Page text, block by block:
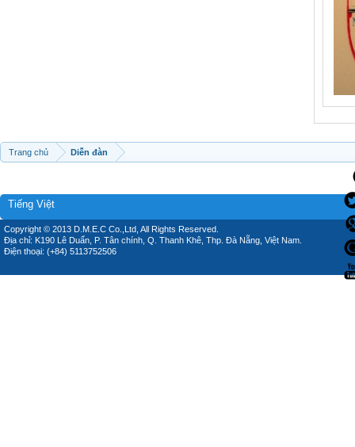
Trang chủ Diễn đàn
Tiếng Việt
Copyright © 2013 D.M.E.C Co.,Ltd, All Rights Reserved.
Địa chỉ: K190 Lê Duẩn, P. Tân chính, Q. Thanh Khê, Thp. Đà Nẵng, Việt Nam.
Điện thoại: (+84) 5113752506